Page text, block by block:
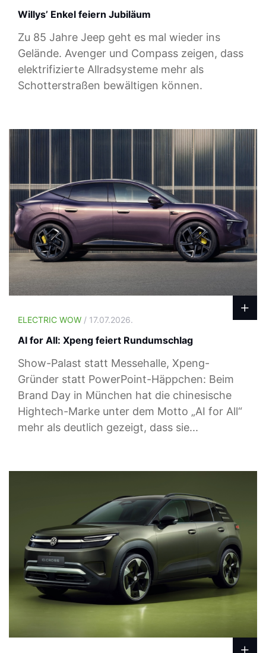
Willys’ Enkel feiern Jubiläum
Zu 85 Jahre Jeep geht es mal wieder ins
Gelände. Avenger und Compass zeigen, dass
elektrifizierte Allradsysteme mehr als
Schotterstraßen bewältigen können.
ELECTRIC WOW / 17.07.2026.
AI for All: Xpeng feiert Rundumschlag
Show-Palast statt Messehalle, Xpeng-
Gründer statt PowerPoint-Häppchen: Beim
Brand Day in München hat die chinesische
Hightech-Marke unter dem Motto „AI for All“
mehr als deutlich gezeigt, dass sie...